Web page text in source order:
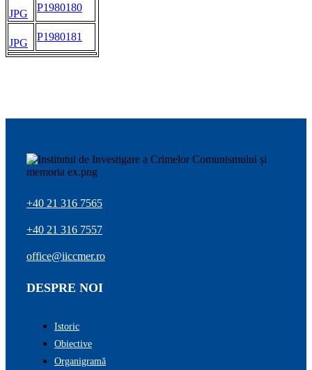
JPG
P1980180
JPG
P1980181
+40 21 316 7565
+40 21 316 7557
office@iiccmer.ro
DESPRE NOI
Istoric
Obiective
Organigramă